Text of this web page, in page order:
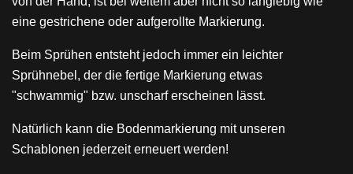
eine gestrichene oder aufgerollte Markierung.
Beim Sprühen entsteht jedoch immer ein leichter
Sprühnebel, der die fertige Markierung etwas
"schwammig" bzw. unscharf erscheinen lässt.
Natürlich kann die Bodenmarkierung mit unseren
Schablonen jederzeit erneuert werden!